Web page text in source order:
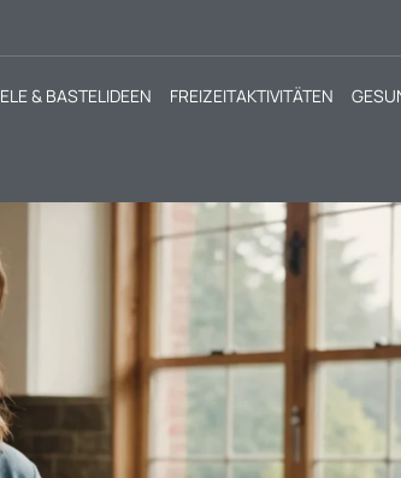
& BASTELIDEEN FREIZEITAKTIVITÄTEN